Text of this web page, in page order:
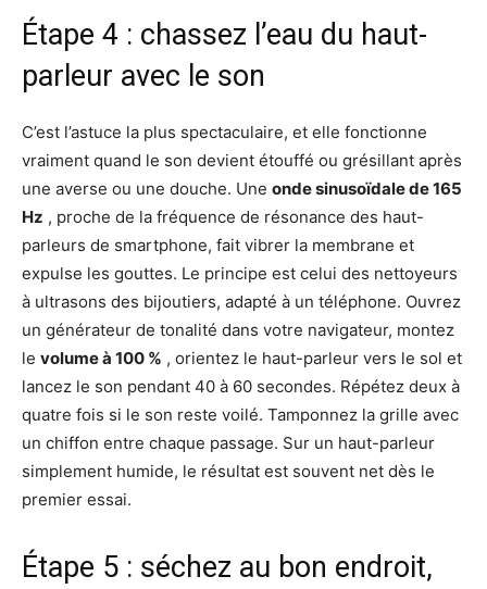
Étape 4 : chassez l’eau du haut-
parleur avec le son
C’est l’astuce la plus spectaculaire, et elle fonctionne
vraiment quand le son devient étouffé ou grésillant après
une averse ou une douche. Une onde sinusoïdale de 165
Hz , proche de la fréquence de résonance des haut-
parleurs de smartphone, fait vibrer la membrane et
expulse les gouttes. Le principe est celui des nettoyeurs
à ultrasons des bijoutiers, adapté à un téléphone. Ouvrez
un générateur de tonalité dans votre navigateur, montez
le volume à 100 % , orientez le haut-parleur vers le sol et
lancez le son pendant 40 à 60 secondes. Répétez deux à
quatre fois si le son reste voilé. Tamponnez la grille avec
un chiffon entre chaque passage. Sur un haut-parleur
simplement humide, le résultat est souvent net dès le
premier essai.
Étape 5 : séchez au bon endroit,